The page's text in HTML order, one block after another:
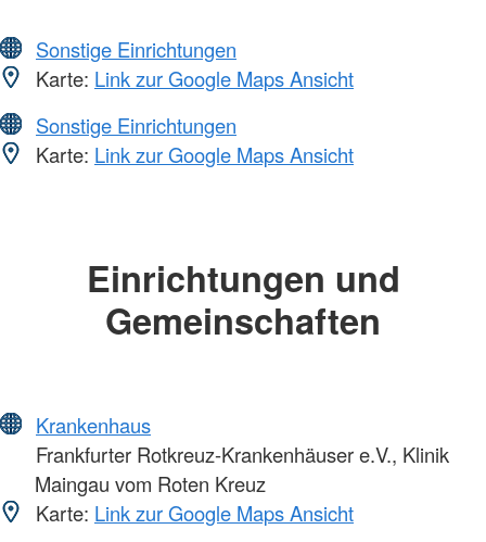
Sonstige Einrichtungen
Karte: Link zur Google Maps Ansicht
Sonstige Einrichtungen
Karte: Link zur Google Maps Ansicht
Einrichtungen und
Gemeinschaften
Krankenhaus
Frankfurter Rotkreuz-Krankenhäuser e.V., Klinik
Maingau vom Roten Kreuz
Karte: Link zur Google Maps Ansicht